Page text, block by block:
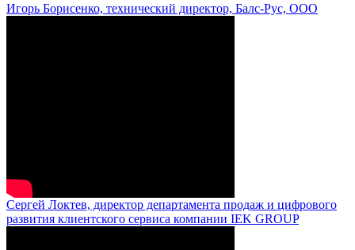
Игорь Борисенко, технический директор, Балс-Рус, ООО
Сергей Локтев, директор департамента продаж и цифрового
развития клиентского сервиса компании IEK GROUP